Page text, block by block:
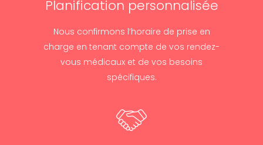
Planification personnalisée
Nous confirmons l’horaire de prise en
charge en tenant compte de vos rendez-
vous médicaux et de vos besoins
spécifiques.